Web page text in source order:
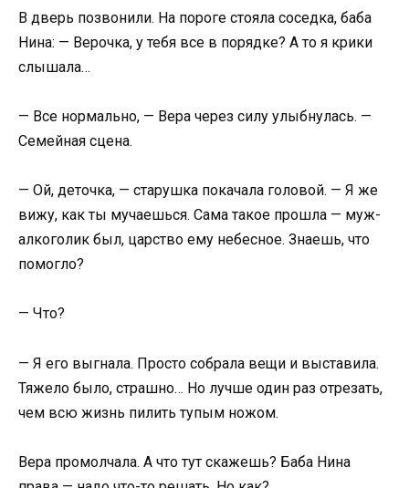
В дверь позвонили. На пороге стояла соседка, баба
Нина: — Верочка, у тебя все в порядке? А то я крики
слышала…
— Все нормально, — Вера через силу улыбнулась. —
Семейная сцена.
— Ой, деточка, — старушка покачала головой. — Я же
вижу, как ты мучаешься. Сама такое прошла — муж-
алкоголик был, царство ему небесное. Знаешь, что
помогло?
— Что?
— Я его выгнала. Просто собрала вещи и выставила.
Тяжело было, страшно… Но лучше один раз отрезать,
чем всю жизнь пилить тупым ножом.
Вера промолчала. А что тут скажешь? Баба Нина